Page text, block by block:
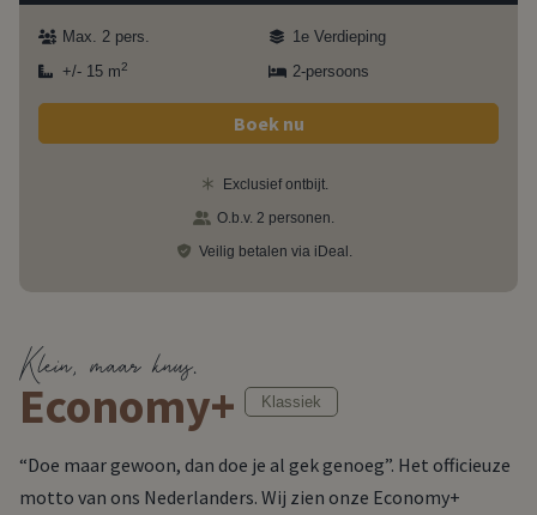
Klein, maar knus.
Economy+ Klassiek
“Doe maar gewoon, dan doe je al gek genoeg”. Het officieuze
motto van ons Nederlanders. Wij zien onze Economy+
Max. 2 pers.
+/- 15 m2
1e Verdieping
2-persoons
Boek nu
Exclusief ontbijt.
O.b.v. 2 personen.
Veilig betalen via iDeal.